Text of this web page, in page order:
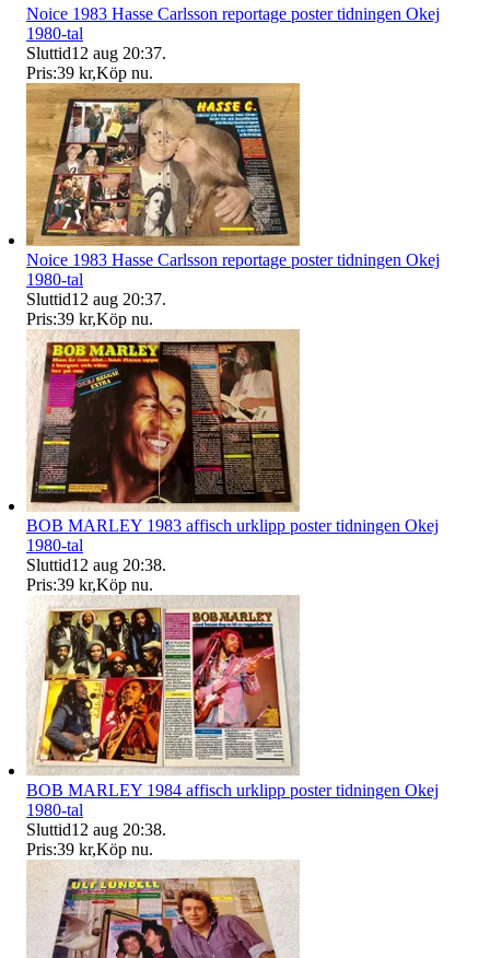
Noice 1983 Hasse Carlsson reportage poster tidningen Okej
1980-tal
Sluttid12 aug 20:37.
Pris:39 kr,Köp nu.
Noice 1983 Hasse Carlsson reportage poster tidningen Okej
1980-tal
Sluttid12 aug 20:37.
Pris:39 kr,Köp nu.
BOB MARLEY 1983 affisch urklipp poster tidningen Okej
1980-tal
Sluttid12 aug 20:38.
Pris:39 kr,Köp nu.
BOB MARLEY 1984 affisch urklipp poster tidningen Okej
1980-tal
Sluttid12 aug 20:38.
Pris:39 kr,Köp nu.